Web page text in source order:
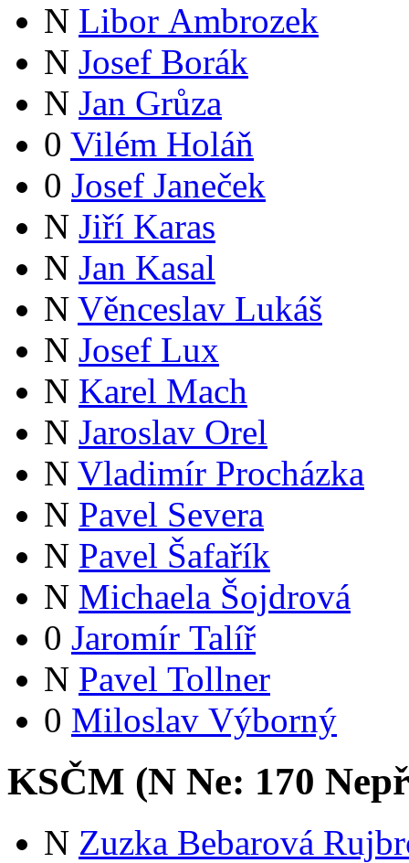
N Libor Ambrozek
N Josef Borák
N Jan Grůza
0 Vilém Holáň
0 Josef Janeček
N Jiří Karas
N Jan Kasal
N Věnceslav Lukáš
N Josef Lux
N Karel Mach
N Jaroslav Orel
N Vladimír Procházka
N Pavel Severa
N Pavel Šafařík
N Michaela Šojdrová
0 Jaromír Talíř
N Pavel Tollner
0 Miloslav Výborný
KSČM (N Ne: 170
N Zuzka Bebarová